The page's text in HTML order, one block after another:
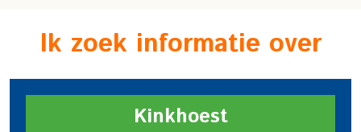
Ik zoek informatie over
Kinkhoest